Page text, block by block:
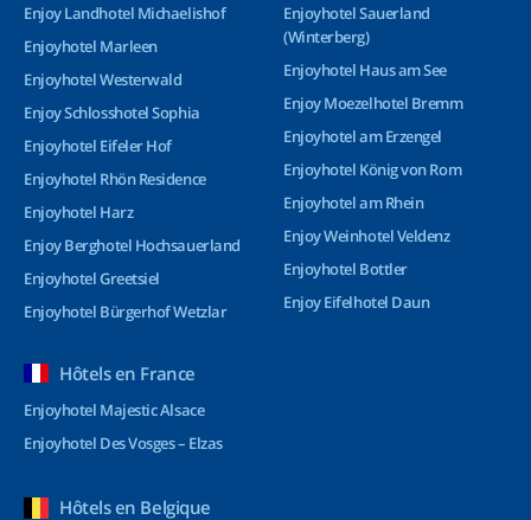
Enjoy Landhotel Michaelishof
Enjoyhotel Marleen
Enjoyhotel Westerwald
Enjoy Schlosshotel Sophia
Enjoyhotel Eifeler Hof
Enjoyhotel Rhön Residence
Enjoyhotel Harz
Enjoy Berghotel Hochsauerland
Enjoyhotel Greetsiel
Enjoyhotel Bürgerhof Wetzlar
Enjoyhotel Sauerland
(Winterberg)
Enjoyhotel Haus am See
Enjoy Moezelhotel Bremm
Enjoyhotel am Erzengel
Enjoyhotel König von Rom
Enjoyhotel am Rhein
Enjoy Weinhotel Veldenz
Enjoyhotel Bottler
Enjoy Eifelhotel Daun
Hôtels en France
Enjoyhotel Majestic Alsace
Enjoyhotel Des Vosges – Elzas
Hôtels en Belgique